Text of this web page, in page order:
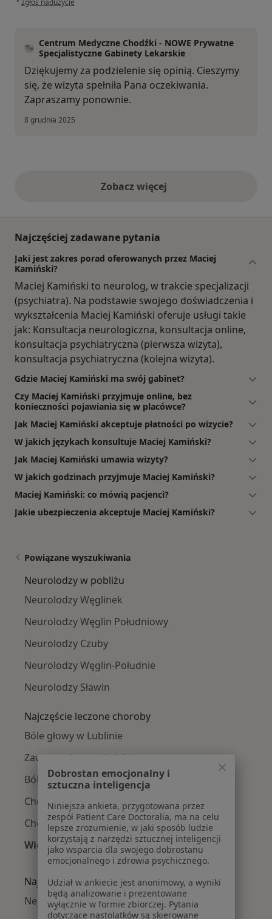
Centrum Medyczne Chodźki - NOWE Prywatne
Specjalistyczne Gabinety Lekarskie
Dziękujemy za podzielenie się opinią. Cieszymy
się, że wizyta spełniła Pana oczekiwania.
Zapraszamy ponownie.
8 grudnia 2025
Zobacz więcejopinie powyżej
Najczęściej zadawane pytania
Jaki jest zakres porad oferowanych przez Maciej
Kamiński?
Maciej Kamiński to neurolog, w trakcie specjalizacji
(psychiatra). Na podstawie swojego doświadczenia i
wykształcenia Maciej Kamiński oferuje usługi takie
jak: Konsultacja neurologiczna, konsultacja online,
konsultacja psychiatryczna (pierwsza wizyta),
konsultacja psychiatryczna (kolejna wizyta).
Gdzie Maciej Kamiński ma swój gabinet?
Czy Maciej Kamiński przyjmuje online, bez
konieczności pojawiania się w placówce?
Jak Maciej Kamiński akceptuje płatności po wizycie?
W jakich językach konsultuje Maciej Kamiński?
Jak Maciej Kamiński umawia wizyty?
W jakich godzinach przyjmuje Maciej Kamiński?
Maciej Kamiński: co mówią pacjenci?
Jakie ubezpieczenia akceptuje Maciej Kamiński?
Powiązane wyszukiwania
Neurolodzy w pobliżu
Neurolodzy Węglinek
Neurolodzy Węglin Południowy
Neurolodzy Czuby
Neurolodzy Węglin-Południe
Neurolodzy Sławin
Najczęście leczone choroby
Bóle głowy w Lublinie
Zawroty głowy w Lublinie
Bóle kręgosłupa w Lublinie
Choroba Parkinsona w Lublinie
Choroba Alzheimera w Lublinie
Więcej (15)
Więcej w kategorii: Najczęście leczone
Najpopularniejsze ubezpieczenia
Neurolodzy z PZU Zdrowie w Lublinie
Dobrostan emocjonalny i
sztuczna inteligencja
Niniejsza ankieta, przygotowana przez
zespół Patient Care Doctoralia, ma na celu
lepsze zrozumienie, w jaki sposób ludzie
korzystają z narzędzi sztucznej inteligencji
jako wsparcia dla swojego dobrostanu
emocjonalnego i zdrowia psychicznego.
Udział w ankiecie jest anonimowy, a wyniki
będą analizowane i prezentowane
wyłącznie w formie zbiorczej. Pytania
dotyczące nastolatków są skierowane